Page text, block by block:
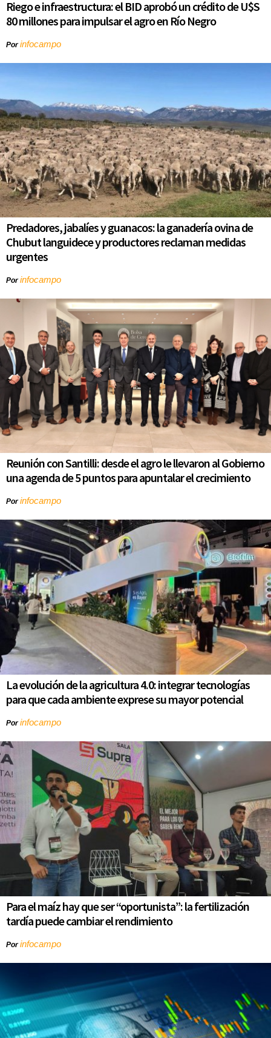
Riego e infraestructura: el BID aprobó un crédito de U$S
80 millones para impulsar el agro en Río Negro
Porinfocampo
Predadores, jabalíes y guanacos: la ganadería ovina de
Chubut languidece y productores reclaman medidas
urgentes
Porinfocampo
Reunión con Santilli: desde el agro le llevaron al Gobierno
una agenda de 5 puntos para apuntalar el crecimiento
Porinfocampo
La evolución de la agricultura 4.0: integrar tecnologías
para que cada ambiente exprese su mayor potencial
Porinfocampo
Para el maíz hay que ser “oportunista”: la fertilización
tardía puede cambiar el rendimiento
Porinfocampo